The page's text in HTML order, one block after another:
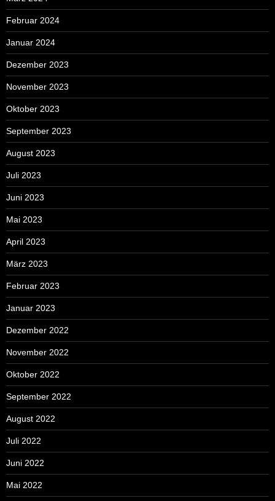
Februar 2024
Januar 2024
Dezember 2023
November 2023
Oktober 2023
September 2023
August 2023
Juli 2023
Juni 2023
Mai 2023
April 2023
März 2023
Februar 2023
Januar 2023
Dezember 2022
November 2022
Oktober 2022
September 2022
August 2022
Juli 2022
Juni 2022
Mai 2022